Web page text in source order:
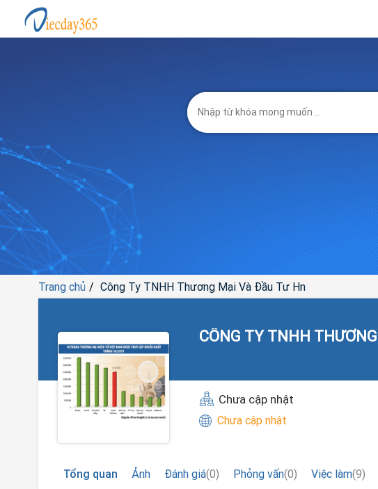
Trang chủ Công Ty TNHH Thương Mại Và Đầu Tư Hn
CÔNG TY TNHH
Chưa cập nhật
Chưa cập nhật
Tổng quan
Ảnh Đánh giá(0) Phỏng vấn(0) Việc làm(9)